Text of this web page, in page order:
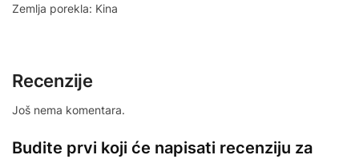
Zemlja porekla: Kina
Recenzije
Još nema komentara.
Budite prvi koji će napisati recenziju za